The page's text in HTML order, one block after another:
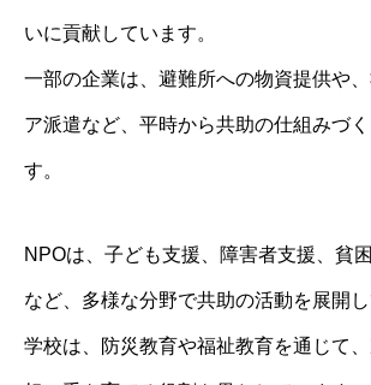
いに貢献しています。
一部の企業は、避難所への物資提供や
ア派遣など、平時から共助の仕組みづ
す。
NPOは、子ども支援、障害者支援、貧
など、多様な分野で共助の活動を展開し
学校は、防災教育や福祉教育を通じて